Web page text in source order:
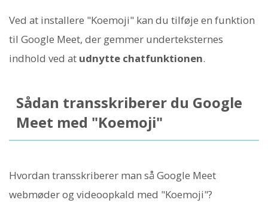
Ved at installere "Koemoji" kan du tilføje en funktion
til Google Meet, der gemmer underteksternes
indhold ved at udnytte chatfunktionen.
Sådan transskriberer du Google
Meet med "Koemoji"
Hvordan transskriberer man så Google Meet
webmøder og videoopkald med "Koemoji"?